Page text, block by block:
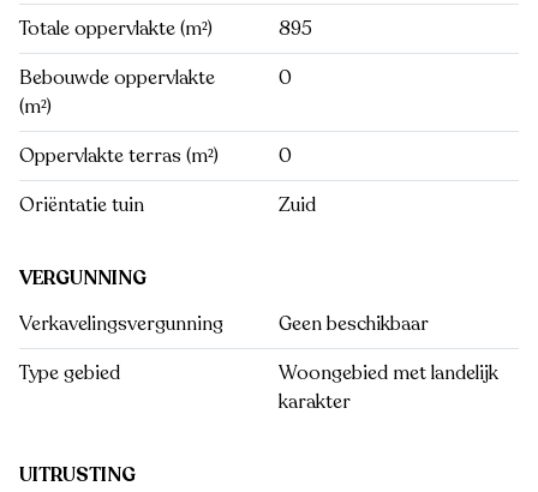
Totale oppervlakte (m²)
895
Bebouwde oppervlakte
(m²)
0
Oppervlakte terras (m²)
0
Oriëntatie tuin
Zuid
VERGUNNING
Verkavelingsvergunning
Geen beschikbaar
Type gebied
Woongebied met landelijk
karakter
UITRUSTING